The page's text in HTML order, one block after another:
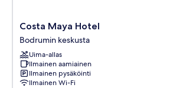
Costa
Maya
Hotel
Bodrumin
keskusta
Costa Maya Hotel
Bodrumin keskusta
Uima-allas
Ilmainen aamiainen
Ilmainen pysäköinti
Ilmainen Wi-Fi